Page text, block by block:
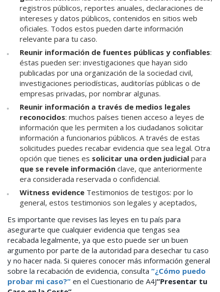
registros públicos, reportes anuales, declaraciones de
intereses y datos públicos, contenidos en sitios web
oficiales. Todos estos pueden darte información
relevante para tu caso.
Reunir información de fuentes públicas y confiables:
éstas pueden ser: investigaciones que hayan sido
publicadas por una organización de la sociedad civil,
investigaciones periodísticas, auditorías públicas o de
empresas privadas, por nombrar algunas.
Reunir información a través de medios legales
reconocidos: muchos países tienen acceso a leyes de
información que les permiten a los ciudadanos solicitar
información a funcionarios públicos. A través de estas
solicitudes puedes recabar evidencia que sea legal. Otra
opción que tienes es solicitar una orden judicial para
que se revele información clave, que anteriormente
era considerada reservada o confidencial.
Witness evidence Testimonios de testigos: por lo
general, estos testimonios son legales y aceptados,
Es importante que revises las leyes en tu país para
asegurarte que cualquier evidencia que tengas sea
recabada legalmente, ya que esto puede ser un buen
argumento por parte de la autoridad para desechar tu caso
y no hacer nada. Si quieres conocer más información general
sobre la recabación de evidencia, consulta “¿Cómo puedo
probar mi caso?” en el Cuestionario de A4J“Presentar tu